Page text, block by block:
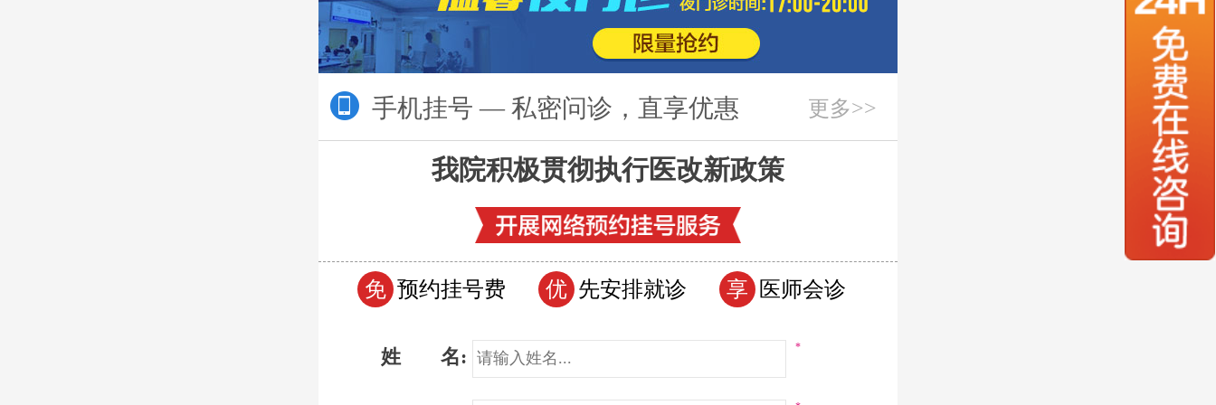
手机挂号 — 私密问诊，直享优惠 更多>>
我院积极贯彻执行医改新政策
免 预约挂号费 优 先安排就诊 享 医师会诊
姓 名: *